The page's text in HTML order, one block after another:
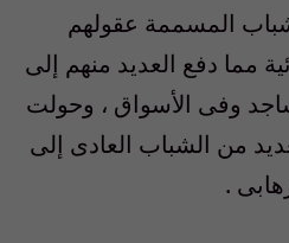
المسممة عقولهم
مما دفع العديد منهم إلى
وفى الأسواق ، وحولت
من الشباب العادى إلى
.